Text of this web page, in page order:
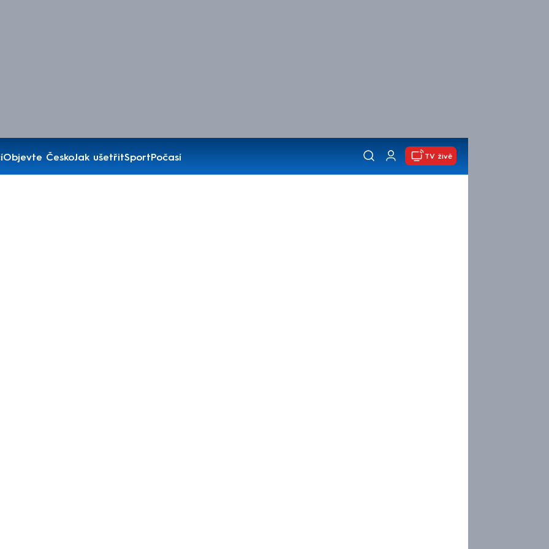
Objevte ČeskoJak ušetřitSportPočasí
TV živě